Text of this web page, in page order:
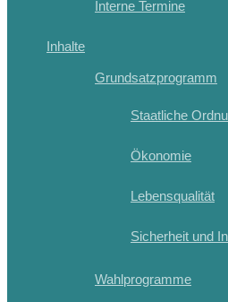
Interne Termine
Inhalte
Grundsatzprogramm
Staatliche
Ökonomie
Lebensqualität
Sicherheit und
Wahlprogramme